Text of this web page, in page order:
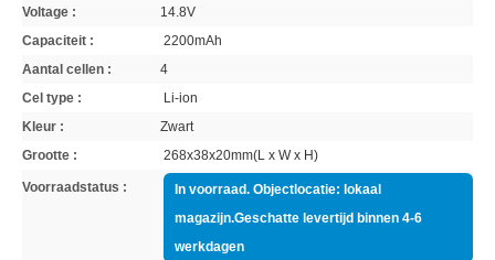
Voltage :
14.8V
Capaciteit :
2200mAh
Aantal cellen :
4
Cel type :
Li-ion
Kleur :
Zwart
Grootte :
268x38x20mm(L x W x H)
Voorraadstatus :
In voorraad. Objectlocatie: lokaal
magazijn.Geschatte levertijd binnen 4-6
werkdagen